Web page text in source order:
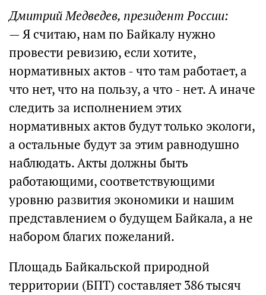
Дмитрий Медведев, президент России:
— Я считаю, нам по Байкалу нужно
провести ревизию, если хотите,
нормативных актов - что там работает, а
что нет, что на пользу, а что - нет. А иначе
следить за исполнением этих
нормативных актов будут только экологи,
а остальные будут за этим равнодушно
наблюдать. Акты должны быть
работающими, соответствующими
уровню развития экономики и нашим
представлением о будущем Байкала, а не
набором благих пожеланий.
Площадь Байкальской природной
территории (БПТ) составляет 386 тысяч